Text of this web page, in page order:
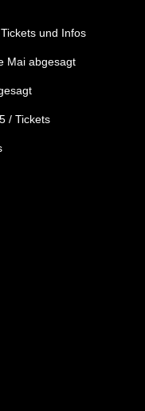
und Infos
Mai abgesagt
/ Tickets